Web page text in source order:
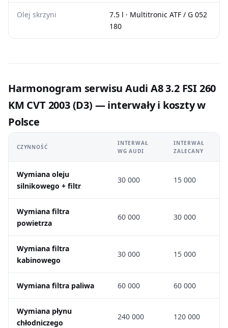
Olej skrzyni
7.5 l · Multitronic ATF / G 052
180
Harmonogram serwisu Audi A8 3.2 FSI 260
KM CVT 2003 (D3) — interwały i koszty w
Polsce
CZYNNOŚĆ
INTERWAŁ
WG AUDI
INTERWAŁ
ZALECANY
Wymiana oleju
silnikowego + filtr
30 000 15 000
Wymiana filtra
powietrza
60 000 30 000
Wymiana filtra
kabinowego
30 000 15 000
Wymiana filtra paliwa 60 000 60 000
Wymiana płynu
chłodniczego
240 000 120 000